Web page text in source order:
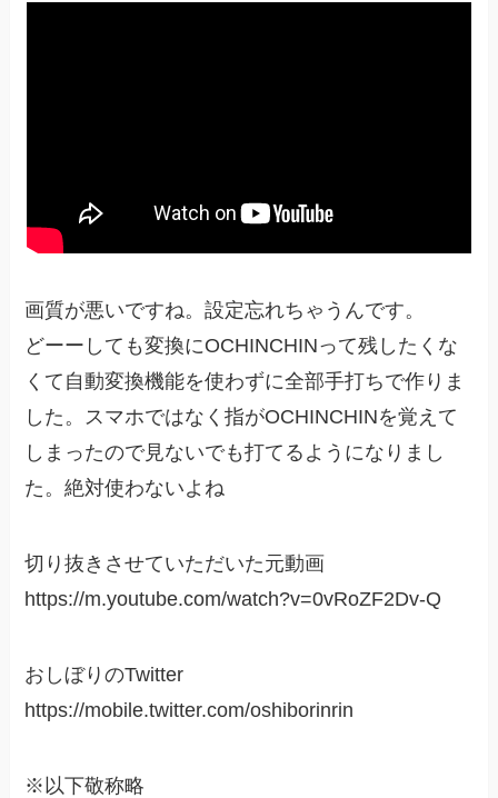
画質が悪いですね。設定忘れちゃうんです。
どーーしても変換にOCHINCHINって残したくな
くて自動変換機能を使わずに全部手打ちで作りま
した。スマホではなく指がOCHINCHINを覚えて
しまったので見ないでも打てるようになりまし
た。絶対使わないよね
切り抜きさせていただいた元動画
https://m.youtube.com/watch?v=0vRoZF2Dv-Q
おしぼりのTwitter
https://mobile.twitter.com/oshiborinrin
※以下敬称略